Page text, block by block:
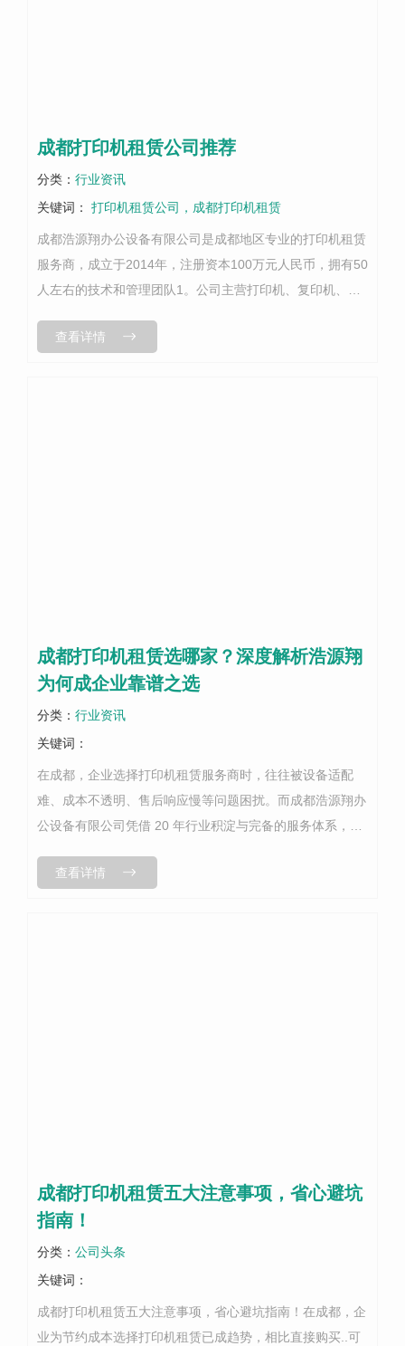
成都打印机租赁公司推荐
分类： 行业资讯
关键词：
打印机租赁公司，成都打印机租赁
成都浩源翔办公设备有限公司是成都地区专业的打印机租赁
服务商，成立于2014年，注册资本100万元人民币，拥有50
人左右的技术和管理团队1。公司主营打印机、复印机、电
商，同时与惠普、爱普生、...
查看详情
成都打印机租赁选哪家？深度解析浩源翔
为何成企业靠谱之选
分类： 行业资讯
关键词：
在成都，企业选择打印机租赁服务商时，往往被设备适配
难、成本不透明、售后响应慢等问题困扰。而成都浩源翔办
公设备有限公司凭借 20 年行业积淀与完备的服务体系，成
碑三大维度，解析其靠谱性所在。...
查看详情
成都打印机租赁五大注意事项，省心避坑
指南！
分类： 公司头条
关键词：
成都打印机租赁五大注意事项，省心避坑指南！在成都，企
业为节约成本选择打印机租赁已成趋势，相比直接购买..可